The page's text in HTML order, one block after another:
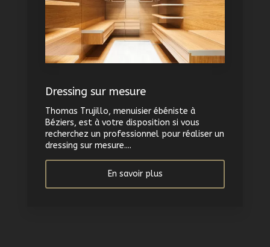
Dressing sur mesure
Thomas Trujillo, menuisier ébéniste à
Béziers, est à votre disposition si vous
recherchez un professionnel pour réaliser un
dressing sur mesure....
En savoir plus